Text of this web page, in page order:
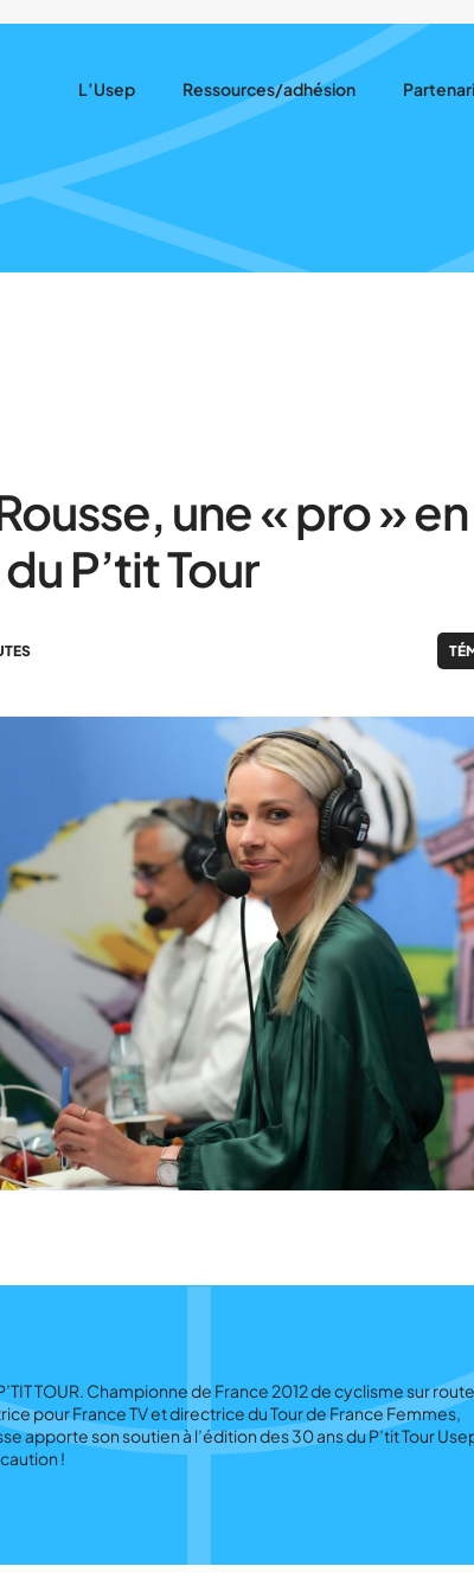
L’Usep
Notre rôle
Notre projet
Qui sommes-nous ?
Nos actions
Actualités récentes
Ressources/adhésion
Ressources pédagogiques
une « pro » en
P’tit Tour
TOUR. Championne de France 2012 de cyclisme sur
pour France TV et directrice du Tour de France Femmes,
apporte son soutien à l’édition des 30 ans du P’tit Tour
!